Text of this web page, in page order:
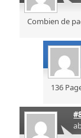
Combien de
136